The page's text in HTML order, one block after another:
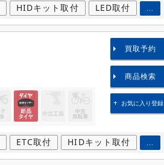
HIDキット取付 LED取付 ...
ETC取付 HIDキット取付 ...
買取予約
商品検索
お気に入り登録